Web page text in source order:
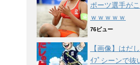
ポーツ選手が
ｗｗｗｗｗ
76ビュー
【画像】はだ
ｲﾌﾟシーンで抜